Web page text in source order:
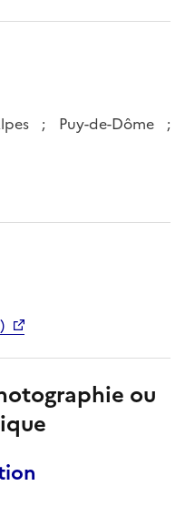
; Puy-de-Dôme ;
ou